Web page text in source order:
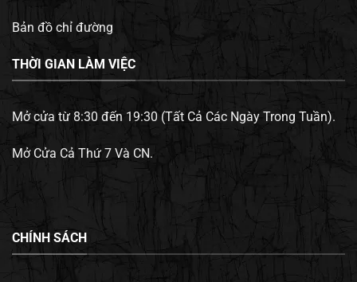
Bản đồ chỉ đường
THỜI GIAN LÀM VIỆC
Mở cửa từ 8:30 đến 19:30 (Tất Cả Các Ngày Trong Tuần).
Mở Cửa Cả Thứ 7 Và CN.
CHÍNH SÁCH